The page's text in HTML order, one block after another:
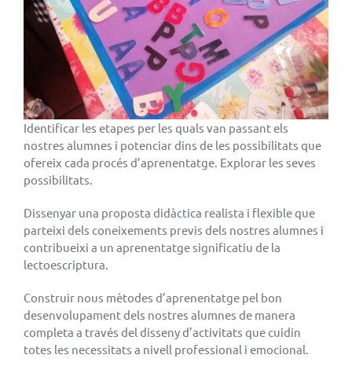
Identificar les etapes per les quals van passant els
nostres alumnes i potenciar dins de les possibilitats que
ofereix cada procés d’aprenentatge. Explorar les seves
possibilitats.
Dissenyar una proposta didàctica realista i flexible que
parteixi dels coneixements previs dels nostres alumnes i
contribueixi a un aprenentatge significatiu de la
lectoescriptura.
Construir nous mètodes d’aprenentatge pel bon
desenvolupament dels nostres alumnes de manera
completa a través del disseny d’activitats que cuidin
totes les necessitats a nivell professional i emocional.